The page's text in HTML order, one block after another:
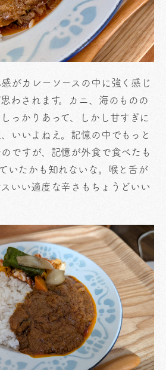
がカレーソースの中に強く感じ
わされます。カニ、海のものの
っかりあって、しかし甘すぎに
いいよねえ。記憶の中でもっと
ですが、記憶が外食で食べたも
いたかも知れないな。喉と舌が
いい適度な辛さもちょうどいい